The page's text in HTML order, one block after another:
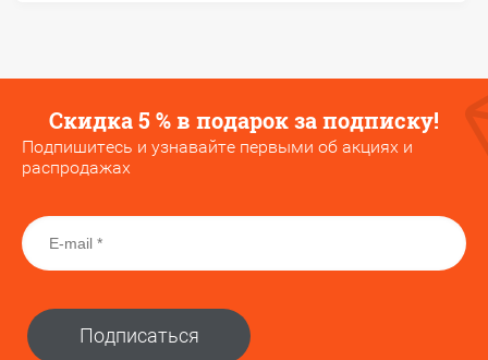
Скидка 5 % в подарок за подписку!
Подпишитесь и узнавайте первыми об акциях и
распродажах
Подписаться